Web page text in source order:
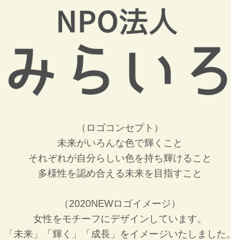
（ロゴコンセプト ）
未来がいろんな色で輝くこと
それぞれが自分らしい色を持ち輝けること
多様性を認め合える未来を目指すこと
（2020NEWロゴイメージ）
女性をモチーフにデザインしています。
「未来」「輝く」「成長」をイメージいたしました。